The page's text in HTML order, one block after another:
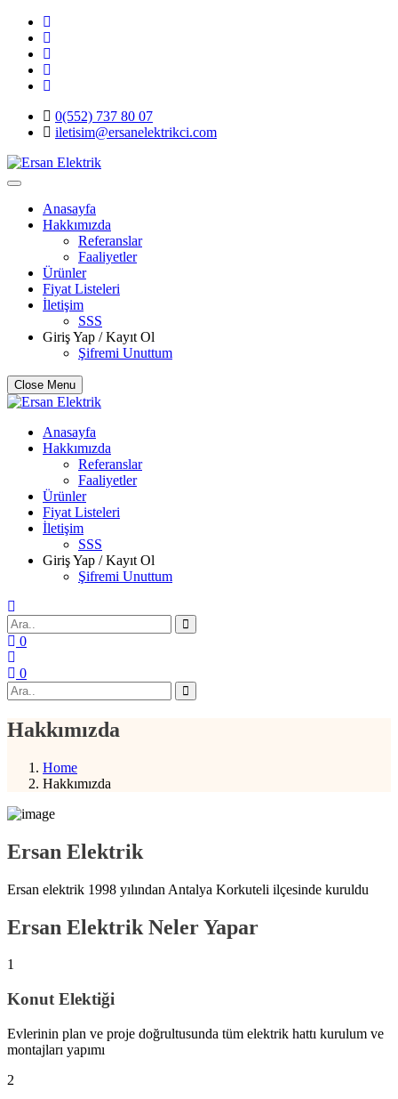
Skip
content
0(552) 737 80 07
iletisim@ersanelektrikci.com
Anasayfa
Hakkımızda
Referanslar
Faaliyetler
Ürünler
Fiyat Listeleri
İletişim
SSS
Giriş Yap / Kayıt Ol
Şifremi Unuttum
Close Menu
Ersan Elektrik
Elektrik | Otomasyon
Anasayfa
Hakkımızda
Referanslar
Faaliyetler
Ürünler
Fiyat Listeleri
İletişim
SSS
Giriş Yap / Kayıt Ol
Şifremi Unuttum
Search
0
0
Search
Hakkımızda
Home
Hakkımızda
Ersan Elektrik
Ersan elektrik 1998 yılından Antalya Korkuteli ilçesinde kuruldu
Ersan Elektrik Neler Yapar
1
Konut Elektiği
Evlerinin plan ve proje doğrultusunda tüm elektrik hattı kurulum ve
montajları yapımı
2